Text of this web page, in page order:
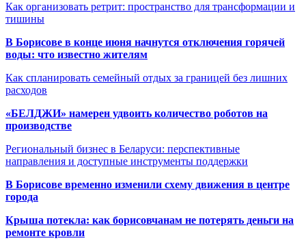
Как организовать ретрит: пространство для трансформации и
тишины
В Борисове в конце июня начнутся отключения горячей
воды: что известно жителям
Как спланировать семейный отдых за границей без лишних
расходов
«БЕЛДЖИ» намерен удвоить количество роботов на
производстве
Региональный бизнес в Беларуси: перспективные
направления и доступные инструменты поддержки
В Борисове временно изменили схему движения в центре
города
Крыша потекла: как борисовчанам не потерять деньги на
ремонте кровли